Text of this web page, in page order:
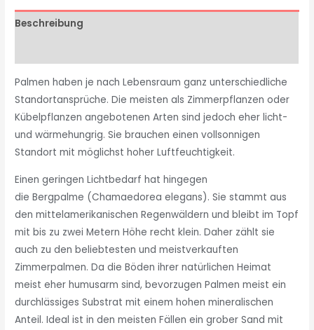
Beschreibung
Palmen haben je nach Lebensraum ganz unterschiedliche
Standortansprüche. Die meisten als Zimmerpflanzen oder
Kübelpflanzen angebotenen Arten sind jedoch eher licht-
und wärmehungrig. Sie brauchen einen vollsonnigen
Standort mit möglichst hoher Luftfeuchtigkeit.
Einen geringen Lichtbedarf hat hingegen
die Bergpalme (Chamaedorea elegans). Sie stammt aus
den mittelamerikanischen Regenwäldern und bleibt im Topf
mit bis zu zwei Metern Höhe recht klein. Daher zählt sie
auch zu den beliebtesten und meistverkauften
Zimmerpalmen. Da die Böden ihrer natürlichen Heimat
meist eher humusarm sind, bevorzugen Palmen meist ein
durchlässiges Substrat mit einem hohen mineralischen
Anteil. Ideal ist in den meisten Fällen ein grober Sand mit